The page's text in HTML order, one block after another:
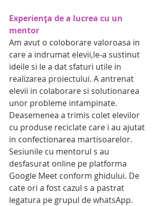
Experiența de a lucrea cu un
mentor
Am avut o coloborare valoroasa in
care a indrumat elevii,le-a sustinut
ideile si le a dat sfaturi utile in
realizarea proiectului. A antrenat
elevii in colaborare si solutionarea
unor probleme intampinate.
Deasemenea a trimis colet elevilor
cu produse reciclate care i au ajutat
in confectionarea martisoarelor.
Sesiunile cu mentorul s au
desfasurat online pe platforma
Google Meet conform ghidului. De
cate ori a fost cazul s a pastrat
legatura pe grupul de whatsApp.